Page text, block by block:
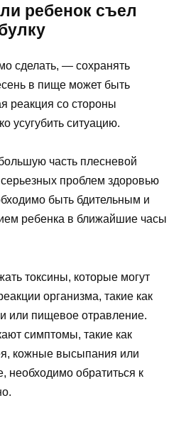
ребенок съел
сделать, — сохранять
в пище может быть
реакция со стороны
усугубить ситуацию.
часть плесневой
серьезных проблем здоровью
быть бдительным и
ребенка в ближайшие часы
токсины, которые могут
организма, такие как
или пищевое отравление.
симптомы, такие как
кожные высыпания или
необходимо обратиться к